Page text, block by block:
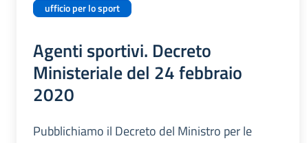
ufficio per lo sport
Agenti sportivi. Decreto
Ministeriale del 24 febbraio
2020
Pubblichiamo il Decreto del Ministro per le